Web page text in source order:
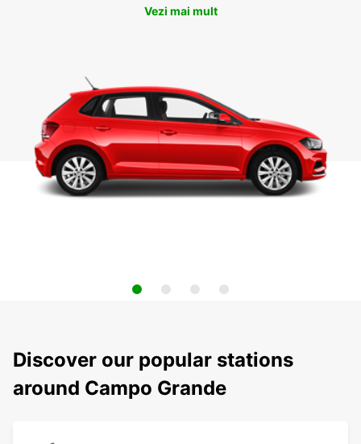
Vezi mai mult
Discover our popular stations
around Campo Grande